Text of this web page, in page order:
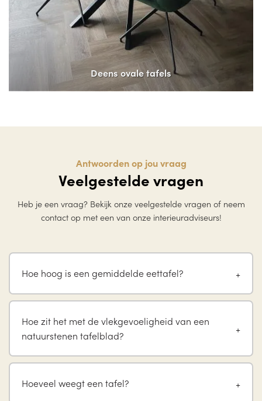
Deens ovale tafels
Antwoorden op jou vraag
Veelgestelde vragen
Heb je een vraag? Bekijk onze veelgestelde vragen of neem
contact op met een van onze interieuradviseurs!
Hoe hoog is een gemiddelde eettafel?
Hoe zit het met de vlekgevoeligheid van een
natuurstenen tafelblad?
Hoeveel weegt een tafel?